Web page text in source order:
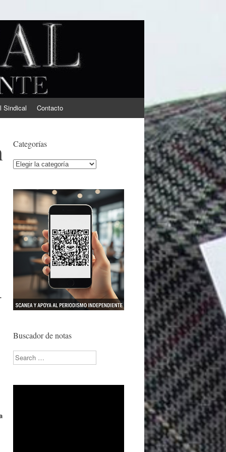
Sindical Contacto
Categorías
Categorías
Buscador de notas
Search